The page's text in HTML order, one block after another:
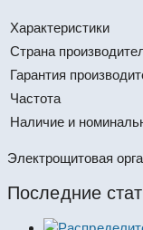
Характеристики
Страна
Гарантия
Частота
Наличие и
Электрощитовая
Последние